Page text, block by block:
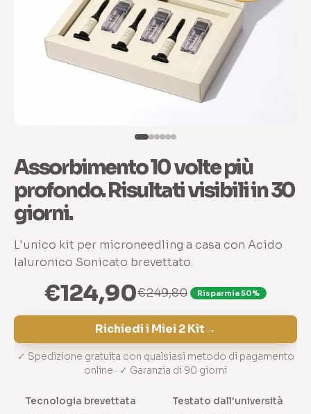
Assorbimento 10 volte più
profondo. Risultati visibili in 30
giorni.
L'unico kit per microneedling a casa con Acido
Ialuronico Sonicato brevettato.
€124,90€249,80 Risparmia 50%
Richiedi i Miei 2 Kit→
✓ Spedizione gratuita con qualsiasi metodo di pagamento
online · ✓ Garanzia di 90 giorni
Tecnologia brevettata
Testato dall'università